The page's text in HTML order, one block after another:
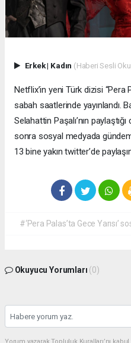
Erkek| Kadın (Haberi Sesli
Netflix’in yeni Türk dizisi “Pera
sabah saatlerinde yayınlandı.
Selahattin Paşalı’nın
sonra sosyal medyada
13 bine yakın twitter’de
#‘Pera Palas’ta Gece Yarısı’
Okuyucu Yorumları (0)